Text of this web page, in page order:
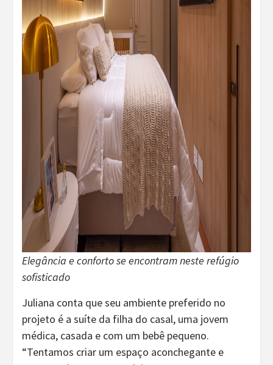
Elegância e conforto se encontram neste refúgio
sofisticado
Juliana conta que seu ambiente preferido no
projeto é a suíte da filha do casal, uma jovem
médica, casada e com um bebê pequeno.
“Tentamos criar um espaço aconchegante e